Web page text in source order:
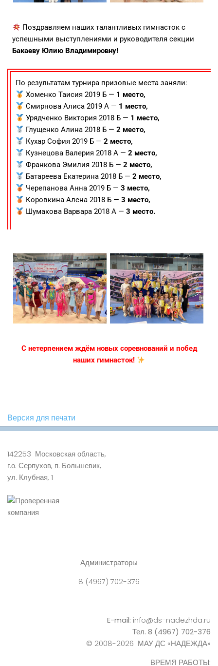
Поздравляем наших талантливых гимнасток с
успешными выступлениями и руководителя секции
Бакаеву Юлию Владимировну!
По результатам турнира призовые места заняли:
Хоменко Таисия 2019 Б — 1 место,
Смирнова Алиса 2019 А — 1 место,
Урядченко Виктория 2018 Б — 1 место,
Глущенко Алина 2018 Б —2 место,
Кухар София 2019 Б —2 место,
Кузнецова Валерия 2018 А —2 место,
Франкова Эмилия 2018 Б —2 место,
Батареева Екатерина 2018 Б —2 место,
Черепанова Анна 2019 Б —3 место,
Коровкина Алена 2018 Б —3 место,
Шумакова Варвара 2018 А —3 место.
С нетерпением ждём новых соревнований и побед
наших гимнасток!
Версия для печати
142253 Московская область,
г.о. Серпухов, п. Большевик,
ул. Клубная, 1
Администраторы
8 (4967) 702-376
E-mail: info@ds-nadezhda.ru
Тел. 8 (4967) 702-376
© 2008-2026 МАУ ДС «НАДЕЖДА»
ВРЕМЯ РАБОТЫ: